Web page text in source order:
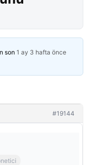
son 1 ay 3 hafta önce
#19144